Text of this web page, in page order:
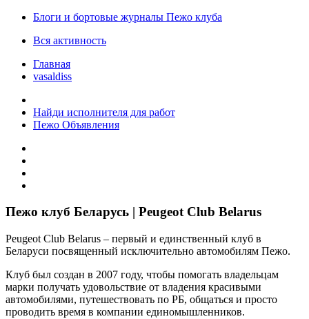
Блоги и бортовые журналы Пежо клуба
Вся активность
Главная
vasaldiss
Найди исполнителя для работ
Пежо Объявления
Пежо клуб Беларусь | Peugeot Club Belarus
Peugeot Club Belarus – первый и единственный клуб в
Беларуси посвященный исключительно автомобилям Пежо.
Клуб был создан в 2007 году, чтобы помогать владельцам
марки получать удовольствие от владения красивыми
автомобилями, путешествовать по РБ, общаться и просто
проводить время в компании единомышленников.